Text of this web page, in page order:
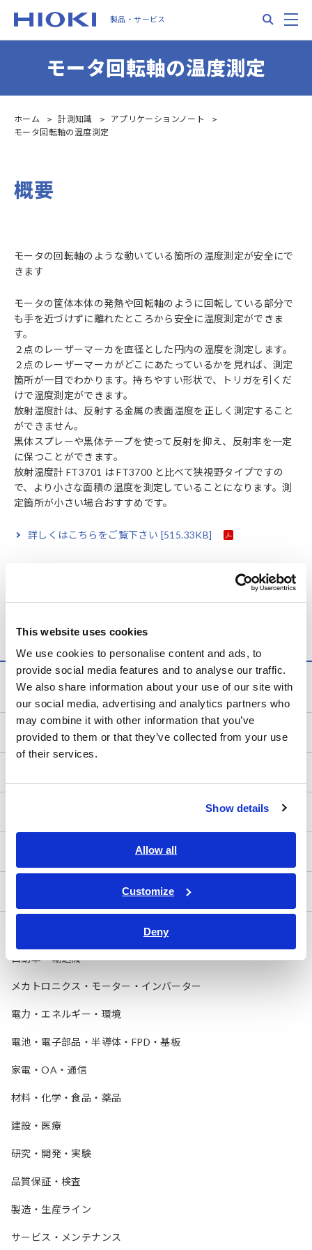
This website uses cookies
We use cookies to personalise content and ads, to
provide social media features and to analyse our traffic.
We also share information about your use of our site with
our social media, advertising and analytics partners who
may combine it with other information that you’ve
provided to them or that they’ve collected from your use
of their services.
Show details
Allow all
Customize
Deny
main
製品・サービス
モータ回転軸の温度測定
ホーム 計測知識
アプリケーションノート
モータ回転軸の温度測定
概要
モータの回転軸のような動いている箇所の温度測定が安全にで
きます
モータの筐体本体の発熱や回転軸のように回転している部分で
も手を近づけずに離れたところから安全に温度測定ができま
す。
２点のレーザーマーカを直径とした円内の温度を測定します。
２点のレーザーマーカがどこにあたっているかを見れば、測定
箇所が一目でわかります。持ちやすい形状で、トリガを引くだ
けで温度測定ができます。
放射温度計は、反射する金属の表面温度を正しく測定すること
ができません。
黒体スプレーや黒体テープを使って反射を抑え、反射率を一定
に保つことができます。
放射温度計 FT3701 は FT3700 と比べて狭視野タイプですの
で、より小さな面積の温度を測定していることになります。測
定箇所が小さい場合おすすめです。
詳しくはこちらをご覧下さい [515.33KB]
計測知識
電気の基礎
自動車・輸送機
メカトロニクス・モーター・インバーター
電力・エネルギー・環境
電池・電子部品・半導体・FPD・基板
家電・OA・通信
材料・化学・食品・薬品
建設・医療
研究・開発・実験
品質保証・検査
製造・生産ライン
サービス・メンテナンス